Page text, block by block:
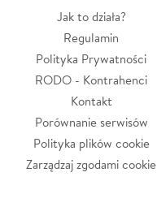
Jak to działa?
Regulamin
Polityka Prywatności
RODO - Kontrahenci
Kontakt
Porównanie serwisów
Polityka plików cookie
Zarządzaj zgodami cookie